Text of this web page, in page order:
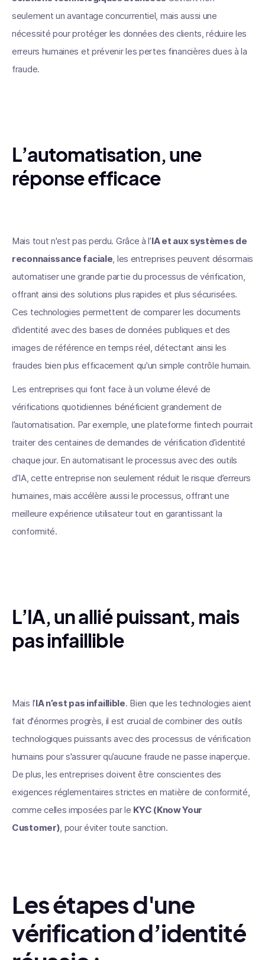
seulement un avantage concurrentiel, mais aussi une
nécessité pour protéger les données des clients, réduire les
erreurs humaines et prévenir les pertes financières dues à la
fraude.
L’automatisation, une
réponse efficace
Mais tout n'est pas perdu. Grâce à l’IA et aux systèmes de
reconnaissance faciale, les entreprises peuvent désormais
automatiser une grande partie du processus de vérification,
offrant ainsi des solutions plus rapides et plus sécurisées.
Ces technologies permettent de comparer les documents
d'identité avec des bases de données publiques et des
images de référence en temps réel, détectant ainsi les
fraudes bien plus efficacement qu'un simple contrôle humain.
Les entreprises qui font face à un volume élevé de
vérifications quotidiennes bénéficient grandement de
l’automatisation. Par exemple, une plateforme fintech pourrait
traiter des centaines de demandes de vérification d’identité
chaque jour. En automatisant le processus avec des outils
d’IA, cette entreprise non seulement réduit le risque d’erreurs
humaines, mais accélère aussi le processus, offrant une
meilleure expérience utilisateur tout en garantissant la
conformité.
L’IA, un allié puissant, mais
pas infaillible
Mais l’IA n’est pas infaillible. Bien que les technologies aient
fait d'énormes progrès, il est crucial de combiner des outils
technologiques puissants avec des processus de vérification
humains pour s'assurer qu’aucune fraude ne passe inaperçue.
De plus, les entreprises doivent être conscientes des
exigences réglementaires strictes en matière de conformité,
comme celles imposées par le KYC (Know Your
Customer), pour éviter toute sanction.
Les étapes d'une
vérification d’identité